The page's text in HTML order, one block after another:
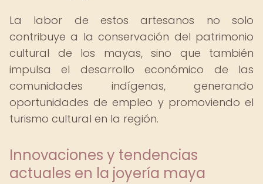
La labor de estos artesanos no solo
contribuye a la conservación del patrimonio
cultural de los mayas, sino que también
impulsa el desarrollo económico de las
comunidades indígenas, generando
oportunidades de empleo y promoviendo el
turismo cultural en la región.
Innovaciones y tendencias
actuales en la joyería maya